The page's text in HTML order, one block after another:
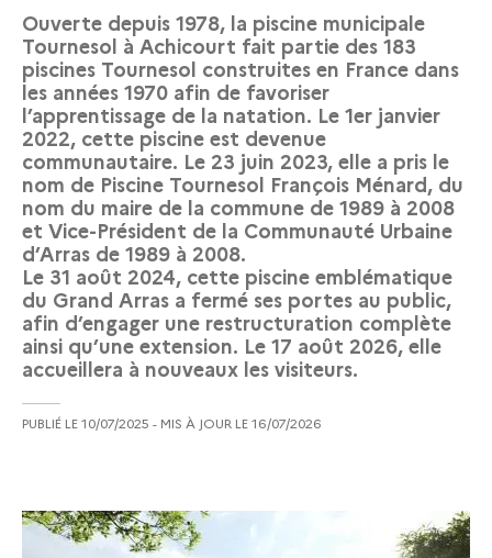
Ouverte depuis 1978, la piscine municipale
Tournesol à Achicourt fait partie des 183
piscines Tournesol construites en France dans
les années 1970 afin de favoriser
l’apprentissage de la natation. Le 1er janvier
2022, cette piscine est devenue
communautaire. Le 23 juin 2023, elle a pris le
nom de Piscine Tournesol François Ménard, du
nom du maire de la commune de 1989 à 2008
et Vice-Président de la Communauté Urbaine
d’Arras de 1989 à 2008.
Le 31 août 2024, cette piscine emblématique
du Grand Arras a fermé ses portes au public,
afin d’engager une restructuration complète
ainsi qu’une extension. Le 17 août 2026, elle
accueillera à nouveaux les visiteurs.
PUBLIÉ LE 10/07/2025 - MIS À JOUR LE 16/07/2026